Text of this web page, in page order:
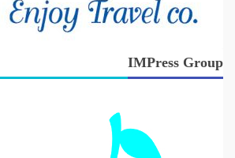
IMPress Group